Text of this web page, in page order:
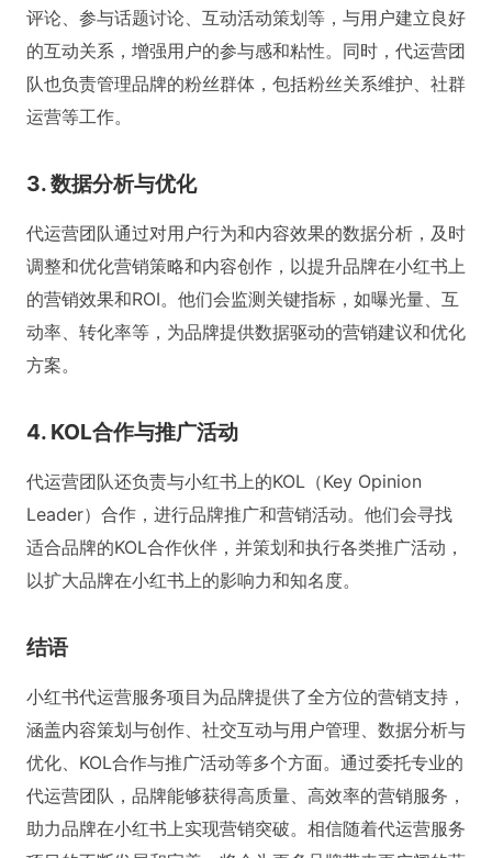
评论、参与话题讨论、互动活动策划等，与用户建立良好
的互动关系，增强用户的参与感和粘性。同时，代运营团
队也负责管理品牌的粉丝群体，包括粉丝关系维护、社群
运营等工作。
3. 数据分析与优化
代运营团队通过对用户行为和内容效果的数据分析，及时
调整和优化营销策略和内容创作，以提升品牌在小红书上
的营销效果和ROI。他们会监测关键指标，如曝光量、互
动率、转化率等，为品牌提供数据驱动的营销建议和优化
方案。
4. KOL合作与推广活动
代运营团队还负责与小红书上的KOL（Key Opinion
Leader）合作，进行品牌推广和营销活动。他们会寻找
适合品牌的KOL合作伙伴，并策划和执行各类推广活动，
以扩大品牌在小红书上的影响力和知名度。
结语
小红书代运营服务项目为品牌提供了全方位的营销支持，
涵盖内容策划与创作、社交互动与用户管理、数据分析与
优化、KOL合作与推广活动等多个方面。通过委托专业的
代运营团队，品牌能够获得高质量、高效率的营销服务，
助力品牌在小红书上实现营销突破。相信随着代运营服务